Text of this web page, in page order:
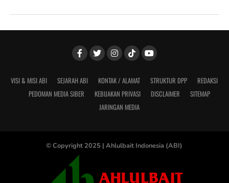
VISI & MISI ABI SEJARAH ABI KONTAK / ALAMAT STRUKTUR DPP
REDAKSI
PEDOMAN MEDIA SIBER
KEBIJAKAN PRIVASI DISCLAIMER
SITEMAP
JARINGAN MEDIA
© Copyright 2025 | Ahlulbait Indonesia (ABI)